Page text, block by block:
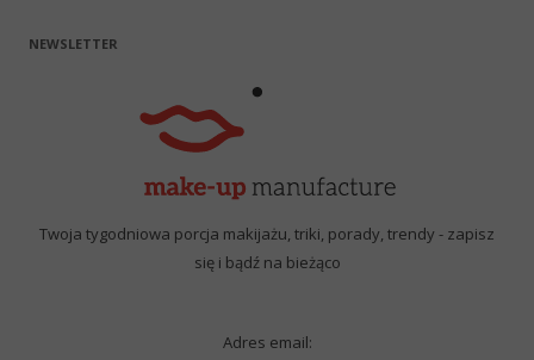
NEWSLETTER
Twoja tygodniowa porcja makijażu, triki, porady, trendy - zapisz
się i bądź na bieżąco
Adres email: